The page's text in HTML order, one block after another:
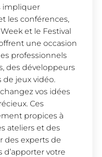
impliquer
les conférences,
et le Festival
une occasion
professionnels
des développeurs
de jeux vidéo.
vos idées
Ces
propices à
ateliers et des
des experts de
d’apporter votre